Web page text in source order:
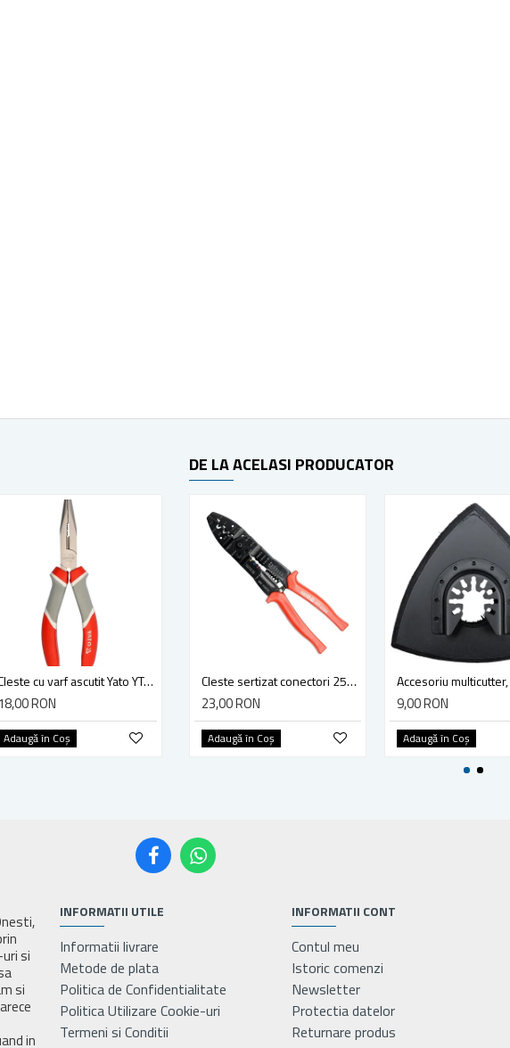
Cleste cu varf ascutit Yato YT-2018, 200 mm
18,00 RON
Adaugă în Coş
cleste cu varf lung, multifunctional 240mm YATO YT-20435
42,00 RON
Adaugă în Coş
19,00 RON
Adaugă în Coş
DE LA ACELASI PRODUCATOR
Cleste sertizat conectori 250 mm lama 4mm Yato YT-2254
23,00 RON
Adaugă în Coş
9,00 RON
Adaugă în Coş
si
si
in
INFORMATII UTILE
Informatii livrare
Metode de plata
Politica de Confidentialitate
Politica Utilizare Cookie-uri
Termeni si Conditii
INFORMATII CONT
Contul meu
Istoric comenzi
Newsletter
Protectia datelor
Returnare produs